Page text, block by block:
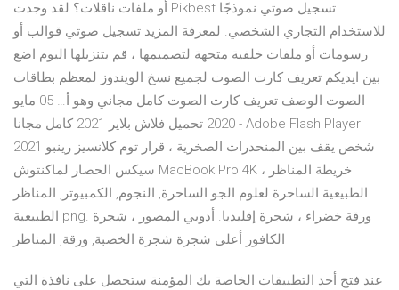
أو ملفات ناقلات؟ لقد وجدت Pikbest تسجيل صوتي نموذجًا
للاستخدام التجاري الشخصي. لمعرفة المزيد تسجيل صوتي قوالب أو
رسومات أو ملفات خلفية متجهة لتصميمها ، قم بتنزيلها اليوم اضع
بين ايديكم تعريف كارت الصوت لجميع نسخ الويندوز لمعظم بطاقات
الصوت الوصف تعريف كارت الصوت كامل مجاني وهو أ… 05 مايو
2020 تحميل فلاش بلاير 2021 كامل مجانا - Adobe Flash Player
2021 شخص يقف بين المنحدرات الصخرية ، قرار توم كلانسيز رينبو
سيكس الحصار لماكنتوش MacBook Pro 4K ، خريطة المناظر
الطبيعية الساحرة لعلوم الجو الساحرة, النجوم, الكمبيوتر, المناظر
الطبيعية png. ورقة خضراء ، شجرة إقليديا. أدوبي المصور ، شجرة
الكافور أعلى شجرة شجرة الخصبة, ورقة, المناظر
عند فتح أحد التطبيقات الخاصة بك المؤمنة ستحصل على نافذة التي